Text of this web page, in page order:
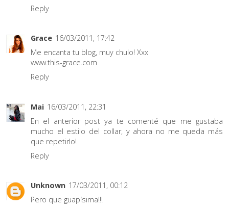
Reply
Grace 16/03/2011, 17:42
Me encanta tu blog, muy chulo! Xxx
www.this-grace.com
Reply
Mai 16/03/2011, 22:31
En el anterior post ya te comenté que me gustaba
mucho el estilo del collar, y ahora no me queda más
que repetirlo!
Reply
Unknown 17/03/2011, 00:12
Pero que guapísima!!!